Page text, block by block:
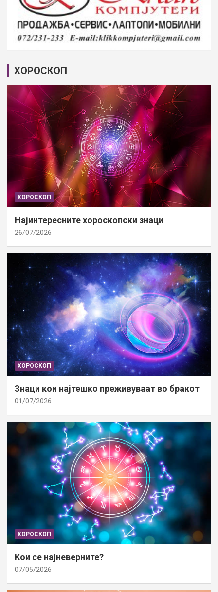
ХОРОСКОП
ХОРОСКОП
Најинтересните хороскопски знаци
26/07/2026
ХОРОСКОП
Знаци кои најтешко преживуваат во бракот
01/07/2026
ХОРОСКОП
Кои се најневерните?
07/05/2026